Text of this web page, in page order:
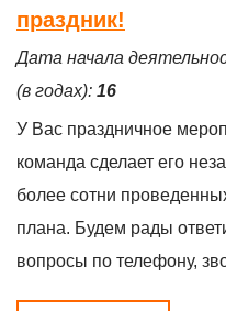
праздник!
Дата начала
(в годах): 16
У Вас праздничное
команда сделает его
более сотни
плана. Будем рады
вопросы по телефону,